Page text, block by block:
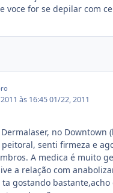
voce for se depilar com
às 16:4501/22, 2011
no Downtown
peitoral, senti firmeza e
A medica é muito
a relação com
gostando